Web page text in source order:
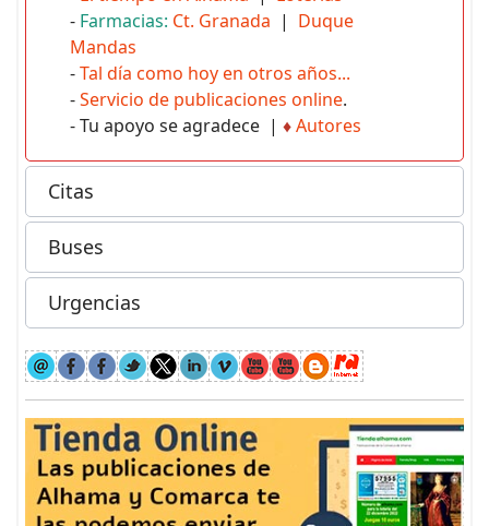
- Farmacias: Ct. Granada | Duque
Mandas
-Tal día como hoy en otros años...
-Servicio de publicaciones online.
- Tu apoyo se agradece | ♦Autores
Citas
Buses
Urgencias